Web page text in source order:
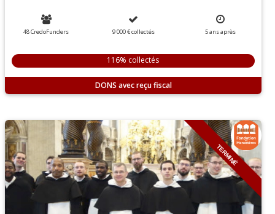
48 CredoFunders 9 000 €collectés 5ansaprès
116% collectés
DONS
TERMINÉ